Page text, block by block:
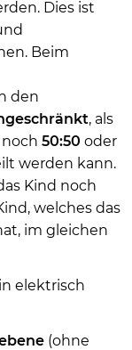
Dies ist
Beim
den
, als
50:50 oder
werden kann.
Kind noch
welches das
im gleichen
elektrisch
(ohne